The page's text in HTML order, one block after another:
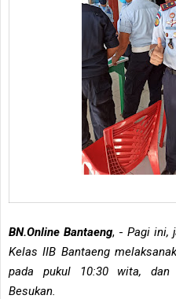
BN.Online Bantaeng, - Pagi ini,
Kelas IIB Bantaeng
pada pukul 10:30 wita, dan
Besukan.